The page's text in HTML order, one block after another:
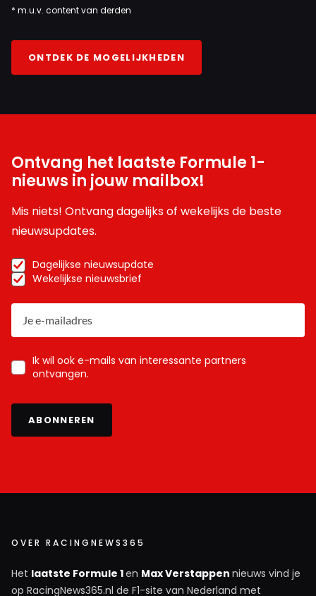
* m.u.v. content van derden
ONTDEK DE MOGELIJKHEDEN
Ontvang het laatste Formule 1-
nieuws in jouw mailbox!
Mis niets! Ontvang dagelijks of wekelijks de beste
nieuwsupdates.
Dagelijkse nieuwsupdate
Wekelijkse nieuwsbrief
Ik wil ook e-mails van interessante partners
ontvangen.
ABONNEREN
OVER RACINGNEWS365
Het laatste Formule 1en Max Verstappen nieuws vind je
op RacingNews365.nl de F1-site van Nederland met